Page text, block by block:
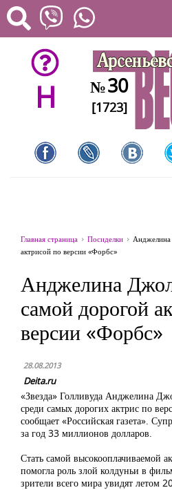
H №30
[1723]
Главная страница Посиделки
Анджелина
актрисой по версии «Форбс»
Анджелина
самой дорогой
версии «Форбс»
28.08.2013
Deita.ru
«Звезда» Голливуда Анджелина
среди самых дорогих актрис по
сообщает «Российская газета».
за год 33 миллионов долларов.
Стать самой высокооплачиваемой
помогла роль злой колдуньи в
зрители всего мира увидят летом